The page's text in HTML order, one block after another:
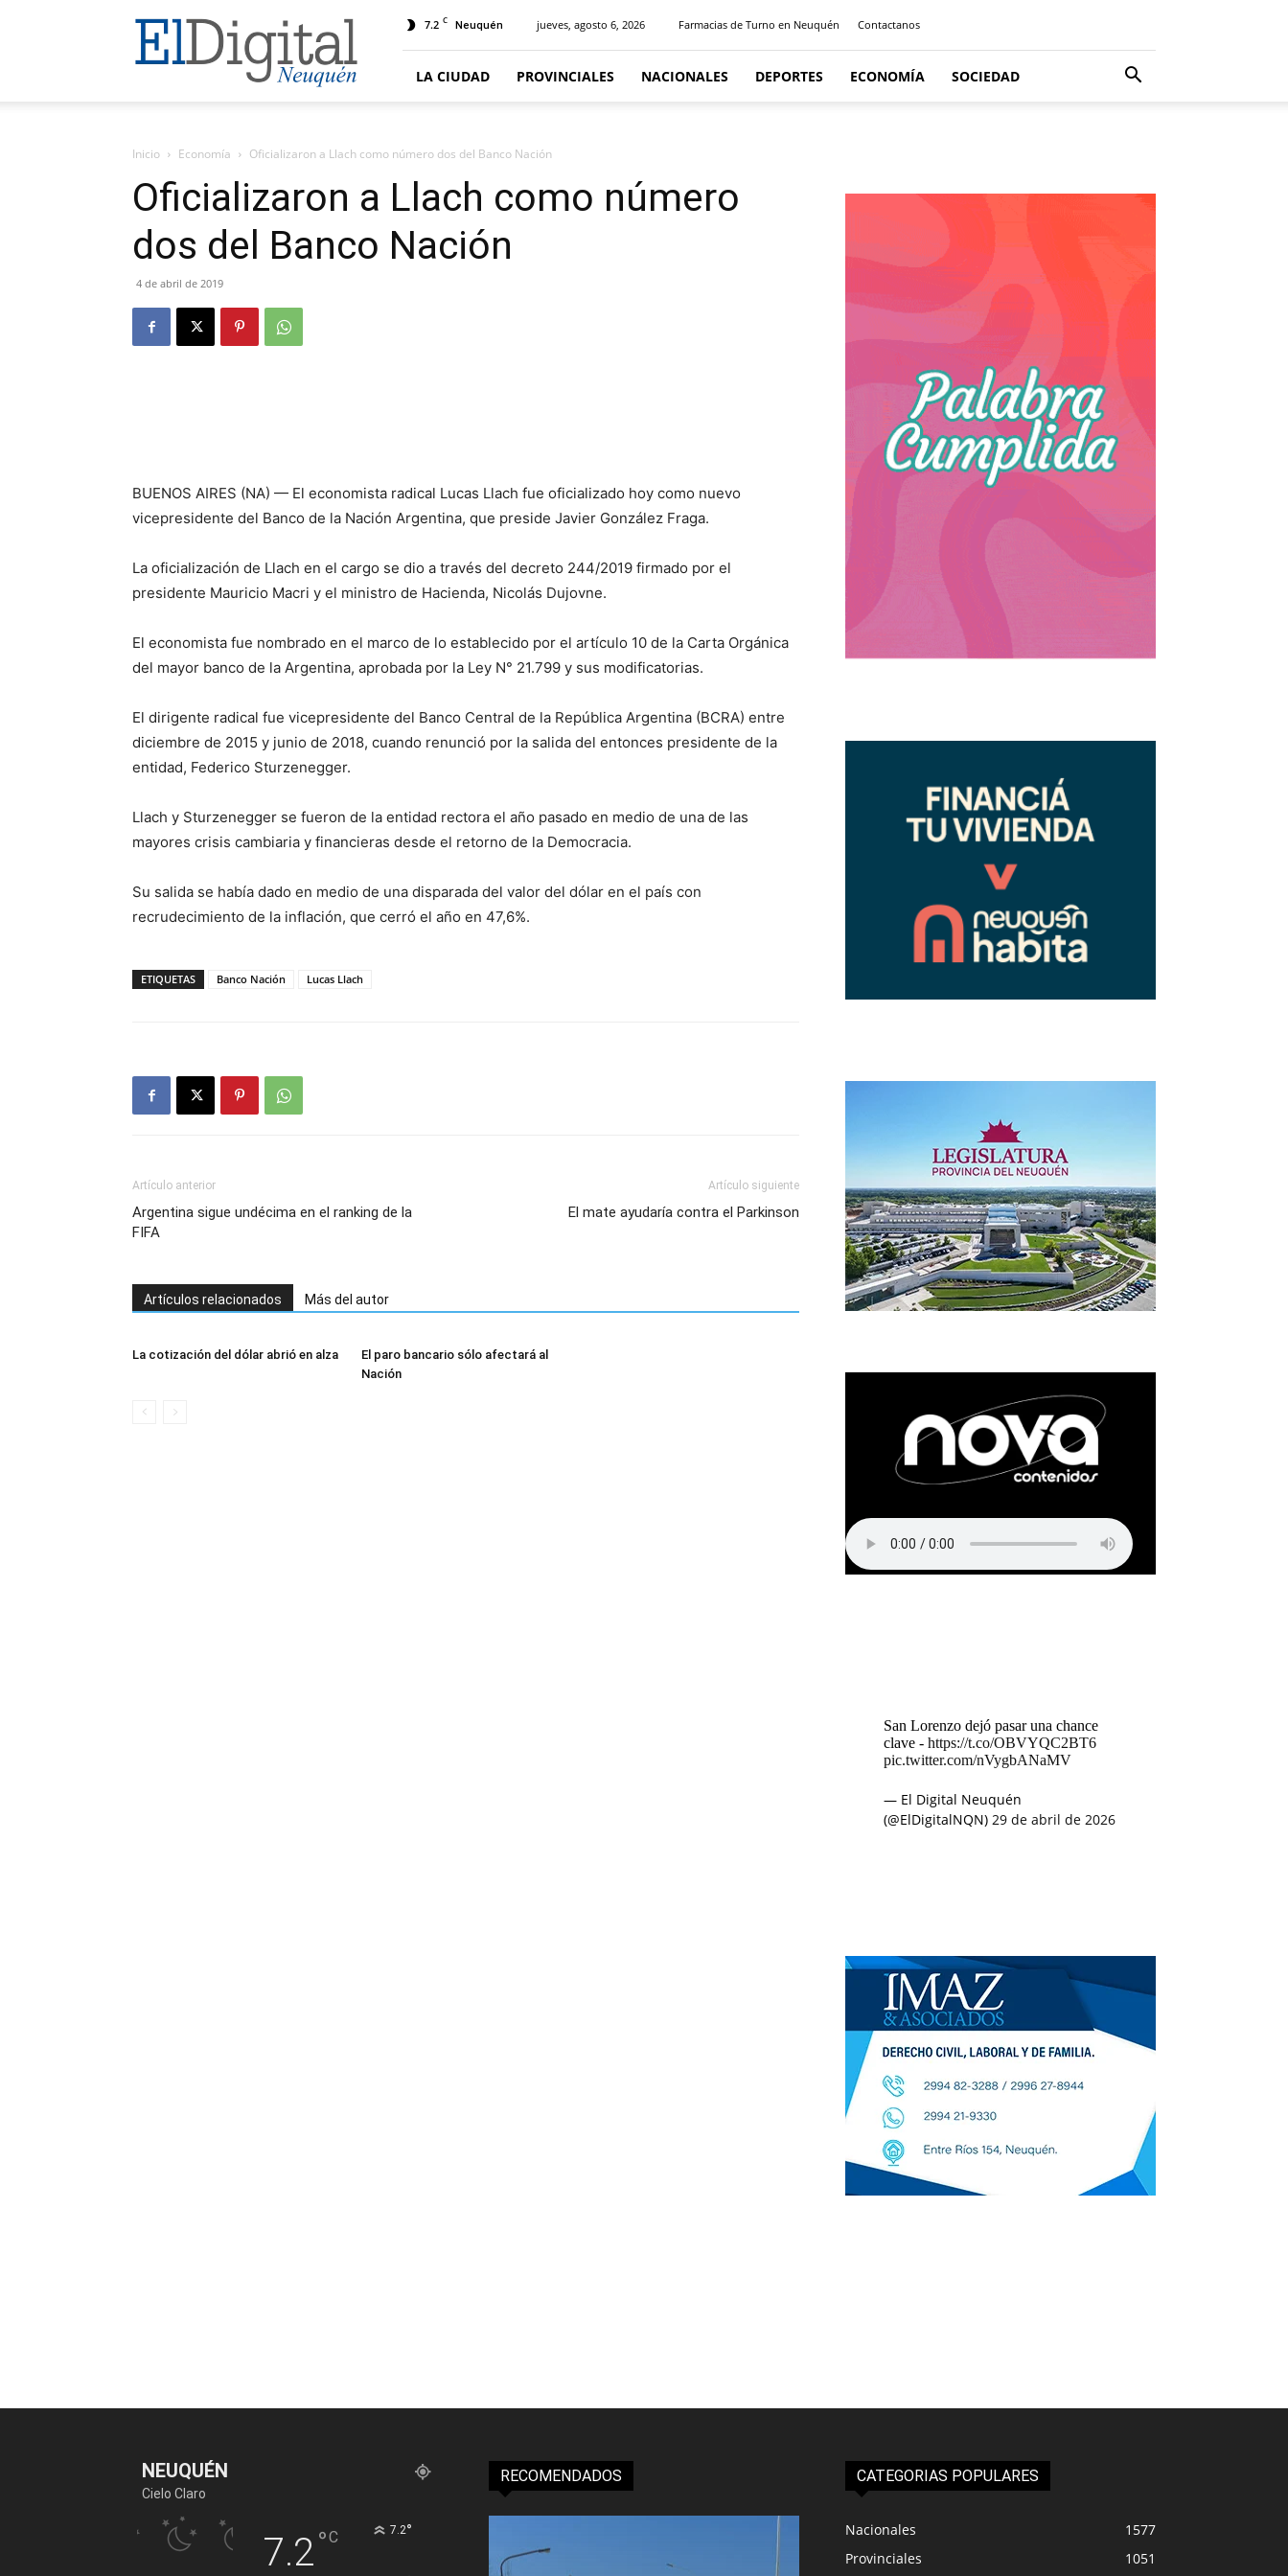
El
Digital
Neuquen
7.2 C Neuquén jueves, agosto 6, 2026 Farmacias de Turno en Neuquén Contactanos
LA CIUDAD PROVINCIALES NACIONALES DEPORTES ECONOMÍA SOCIEDAD
Inicio Economía Oficializaron a Llach como número dos del Banco Nación
Oficializaron a Llach como número
dos del Banco Nación
4 de abril de 2019
BUENOS AIRES (NA) — El economista radical Lucas Llach fue oficializado hoy como nuevo
vicepresidente del Banco de la Nación Argentina, que preside Javier González Fraga.
La oficialización de Llach en el cargo se dio a través del decreto 244/2019 firmado por el
presidente Mauricio Macri y el ministro de Hacienda, Nicolás Dujovne.
El economista fue nombrado en el marco de lo establecido por el artículo 10 de la Carta Orgánica
del mayor banco de la Argentina, aprobada por la Ley N° 21.799 y sus modificatorias.
El dirigente radical fue vicepresidente del Banco Central de la República Argentina (BCRA) entre
diciembre de 2015 y junio de 2018, cuando renunció por la salida del entonces presidente de la
entidad, Federico Sturzenegger.
Llach y Sturzenegger se fueron de la entidad rectora el año pasado en medio de una de las
mayores crisis cambiaria y financieras desde el retorno de la Democracia.
Su salida se había dado en medio de una disparada del valor del dólar en el país con
recrudecimiento de la inflación, que cerró el año en 47,6%.
ETIQUETAS Banco Nación Lucas Llach
Artículo anterior
Argentina sigue undécima en el ranking de la
FIFA
Artículo siguiente
El mate ayudaría contra el Parkinson
Artículos relacionados Más del autor
La cotización del dólar abrió en alza
El paro bancario sólo afectará al
Nación
San Lorenzo dejó pasar una chance
clave - https://t.co/OBVYQC2BT6
pic.twitter.com/nVygbANaMV
— El Digital Neuquén
(@ElDigitalNQN) 29 de abril de 2026
NEUQUÉN
Cielo Claro
7.2°C 7.2°
RECOMENDADOS CATEGORIAS POPULARES
Nacionales
1577
Provinciales
1051